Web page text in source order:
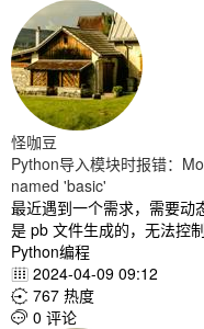
怪咖豆
Python导入模块时报错：
named 'basic'
最近遇到一个需求，需要动
是 pb 文件生成的，无法控
Python编程
 2024-04-09 09:12
 767 热度
 0 评论